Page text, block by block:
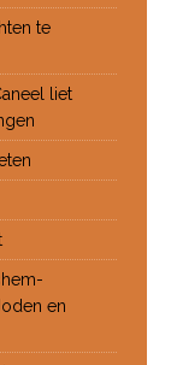
te
liet
en